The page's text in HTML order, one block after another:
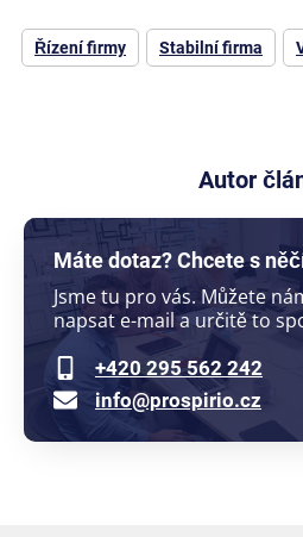
Řízení firmy Stabilní firma
Autor
Máte dotaz? Chcete s
Jsme tu pro vás. Můžete
napsat e-mail a určitě to
+420 295 562 242
info@prospirio.cz